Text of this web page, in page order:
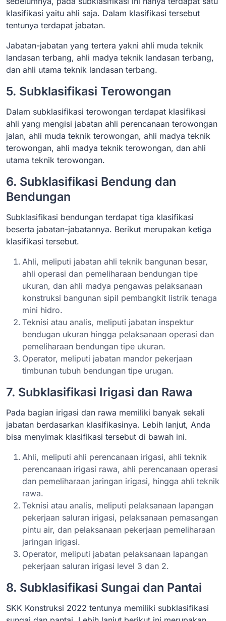
klasifikasi yaitu ahli saja. Dalam klasifikasi tersebut
tentunya terdapat jabatan.
Jabatan-jabatan yang tertera yakni ahli muda teknik
landasan terbang, ahli madya teknik landasan terbang,
dan ahli utama teknik landasan terbang.
5. Subklasifikasi Terowongan
Dalam subklasifikasi terowongan terdapat klasifikasi
ahli yang mengisi jabatan ahli perencanaan terowongan
jalan, ahli muda teknik terowongan, ahli madya teknik
terowongan, ahli madya teknik terowongan, dan ahli
utama teknik terowongan.
6. Subklasifikasi Bendung dan
Bendungan
Subklasifikasi bendungan terdapat tiga klasifikasi
beserta jabatan-jabatannya. Berikut merupakan ketiga
klasifikasi tersebut.
Ahli, meliputi jabatan ahli teknik bangunan besar,
ahli operasi dan pemeliharaan bendungan tipe
ukuran, dan ahli madya pengawas pelaksanaan
konstruksi bangunan sipil pembangkit listrik tenaga
mini hidro.
Teknisi atau analis, meliputi jabatan inspektur
bendugan ukuran hingga pelaksanaan operasi dan
pemeliharaan bendungan tipe ukuran.
Operator, meliputi jabatan mandor pekerjaan
timbunan tubuh bendungan tipe urugan.
7. Subklasifikasi Irigasi dan Rawa
Pada bagian irigasi dan rawa memiliki banyak sekali
jabatan berdasarkan klasifikasinya. Lebih lanjut, Anda
bisa menyimak klasifikasi tersebut di bawah ini.
Ahli, meliputi ahli perencanaan irigasi, ahli teknik
perencanaan irigasi rawa, ahli perencanaan operasi
dan pemeliharaan jaringan irigasi, hingga ahli teknik
rawa.
Teknisi atau analis, meliputi pelaksanaan lapangan
pekerjaan saluran irigasi, pelaksanaan pemasangan
pintu air, dan pelaksanaan pekerjaan pemeliharaan
jaringan irigasi.
Operator, meliputi jabatan pelaksanaan lapangan
pekerjaan saluran irigasi level 3 dan 2.
8. Subklasifikasi Sungai dan Pantai
SKK Konstruksi 2022 tentunya memiliki subklasifikasi